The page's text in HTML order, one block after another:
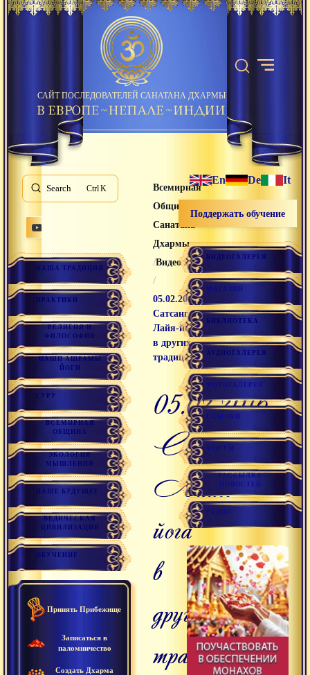
САЙТ ПОСЛЕДОВАТЕЛЕЙ САНАТАНА ДХАРМЫ
Search K
НАША ТРАДИЦИЯ
ПРАКТИКИ
РЕЛИГИЯ И
ФИЛОСОФИЯ
НАШИ АШРАМЫ
ЙОГИ
ГУРУ
ВСЕМИРНАЯ
ОБЩИНА
ЭКОЛОГИЯ
МЫШЛЕНИЯ
НАШЕ БУДУЩЕЕ
ВЕДИЧЕСКАЯ
ЦИВИЛИЗАЦИЯ
ОБУЧЕНИЕ
Принять Прибежище
Записаться в
паломничество
Создать Дхарма
Всемирная
Община
Санатана
Дхармы
/Видео лекции
/
05.02.2016
Сатсанг
Лайя-йога
в других
традициях
05.02.2016
Сатсанг
Лайя-
йога
в
других
традициях
En De It
Поддержать обучение
ВИДЕОГАЛЕРЕЯ
МАГАЗИН
БИБЛИОТЕКА
АУДИОГАЛЕРЕЯ
ФОТОГАЛЕРЕЯ
ССЫЛКИ
ФОРУМ
РАССЫЛКА
НОВОСТЕЙ
РАДИО